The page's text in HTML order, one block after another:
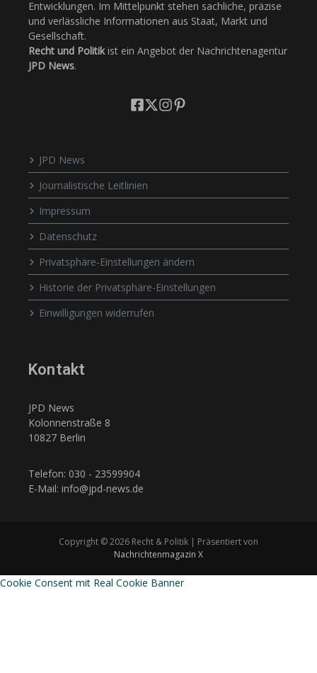
Entwicklungen. Im Mittelpunkt stehen sachliche, präzise
und verlässliche Informationen aus Staat, Markt und
Gesellschaft.
Recht und Politikist ein Angebot der Nachrichtenagentur
JPD News.
JPD News
Journalistische Leitlinien
Impressum
Datenschutz
Privatsphäre-Einstellungen ändern
Historie der Privatsphäre-Einstellungen
Einwilligungen widerrufen
Kontakt
JPD News
Kolonnenstraße 8
10827 Berlin
Telefon: 030 - 23599904
E-Mail: info@jpd-news.de
Copyright © 2026 Recht & Politik | Präsentiert von
Nachrichtenmagazin X
Cookie Consent mit Real Cookie Banner